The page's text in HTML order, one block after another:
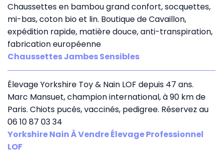
Chaussettes en bambou grand confort, socquettes,
mi-bas, coton bio et lin. Boutique de Cavaillon,
expédition rapide, matière douce, anti-transpiration,
fabrication européenne
Chaussettes Jambes Sensibles
Élevage Yorkshire Toy & Nain LOF depuis 47 ans.
Marc Mansuet, champion international, à 90 km de
Paris. Chiots pucés, vaccinés, pedigree. Réservez au
06 10 87 03 34
Yorkshire Nain À Vendre Élevage Professionnel
LOF